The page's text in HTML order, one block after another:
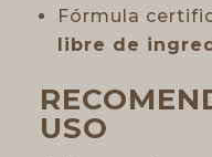
Fórmula
libre de
USO